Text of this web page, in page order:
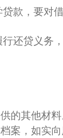
款，要对
还贷义务
的其他材料
案，如实